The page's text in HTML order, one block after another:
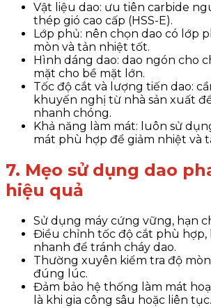
Vật liệu dao: ưu tiên carbide
thép gió cao cấp (HSS-E).
Lớp phủ: nên chọn dao có lớp
mòn và tản nhiệt tốt.
Hình dáng dao: dao ngón cho
mặt cho bề mặt lớn.
Tốc độ cắt và lượng tiến dao:
khuyến nghị từ nhà sản xuất
nhanh chóng.
Khả năng làm mát: luôn sử
mát phù hợp để giảm nhiệt và
7. Mẹo sử dụng dao
hiệu quả
Sử dụng máy cứng vững, hạn
Điều chỉnh tốc độ cắt phù hợp,
nhanh để tránh cháy dao.
Thường xuyên kiểm tra độ
đúng lúc.
Đảm bảo hệ thống làm mát
là khi gia công sâu hoặc liên tục.